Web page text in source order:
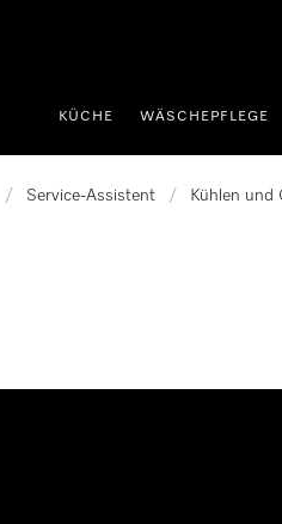
KÜCHE WÄSCHEPFLEGE
/ Service-Assistent / Kühlen und